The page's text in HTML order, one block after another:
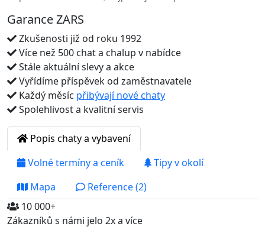
Garance ZARS
Zkušenosti již od roku 1992
Více než 500 chat a chalup v nabídce
Stále aktuální slevy a akce
Vyřídíme příspěvek od zaměstnavatele
Každý měsíc přibývají nové chaty
Spolehlivost a kvalitní servis
Popis chaty a vybavení
Volné termíny a ceník
Tipy v okolí
Mapa
Reference (2)
10 000+
Zákazníků s námi jelo 2x a více